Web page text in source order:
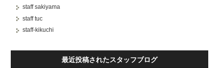
staff sakiyama
staff tuc
staff-kikuchi
最近投稿されたスタッフブログ